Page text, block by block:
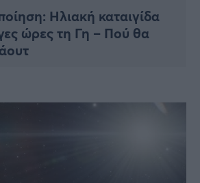
Ηλιακή καταιγίδα
ώρες τη Γη – Πού θα